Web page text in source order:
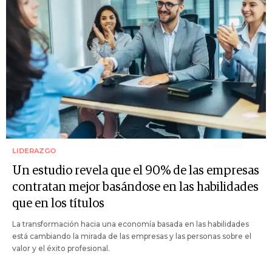
LIDERAZGO
Un estudio revela que el 90% de las empresas
contratan mejor basándose en las habilidades
que en los títulos
La transformación hacia una economía basada en las habilidades
está cambiando la mirada de las empresas y las personas sobre el
valor y el éxito profesional.